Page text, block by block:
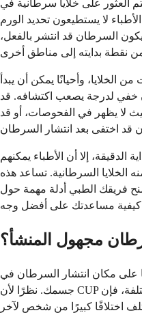
العثور على خلايا سرطانية في
لا يستطيعون تحديد الورم
السرطان قد انتشر بالفعل،
الخلايا، وأحيانًا يمكن أن يبدأ
خفي لدرجة يصعب اكتشافه. قد
لا يظهر في الفحوصات، أو قد
إلا أن الأطباء يمكنهم
الخلايا السرطانية. تساعد هذه
فريقك الطبي أدلة مهمة حول
مجهول المنشأ؟
على مكان انتشار السرطان في
جسمك. نظرًا لأن CUP يمكن أن يظهر في أعضاء مختلفة، فإن